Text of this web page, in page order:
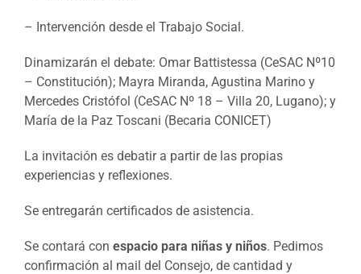
– Intervención desde el Trabajo Social.
Dinamizarán el debate: Omar Battistessa (CeSAC Nº10
– Constitución); Mayra Miranda, Agustina Marino y
Mercedes Cristófol (CeSAC Nº 18 – Villa 20, Lugano); y
María de la Paz Toscani (Becaria CONICET)
La invitación es debatir a partir de las propias
experiencias y reflexiones.
Se entregarán certificados de asistencia.
Se contará con espacio para niñas y niños. Pedimos
confirmación al mail del Consejo, de cantidad y